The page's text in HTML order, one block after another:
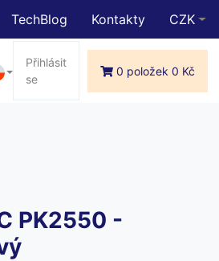
TechBlog Kontakty CZK
Přihlásit
se
0 položek 0 Kč
PK2550 -